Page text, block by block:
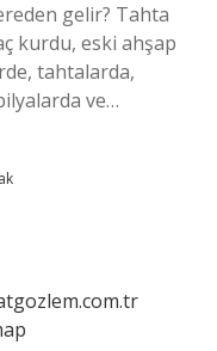
gelir? Tahta
kurdu, eski ahşap
tahtalarda,
ve…